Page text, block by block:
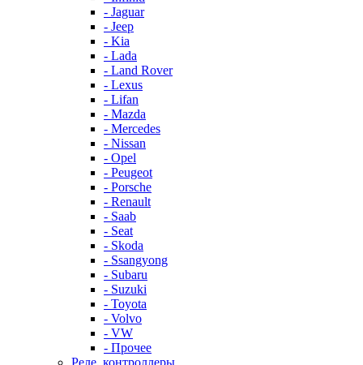
- Jaguar
- Jeep
- Kia
- Lada
- Land Rover
- Lexus
- Lifan
- Mazda
- Mercedes
- Nissan
- Opel
- Peugeot
- Porsche
- Renault
- Saab
- Seat
- Skoda
- Ssangyong
- Subaru
- Suzuki
- Toyota
- Volvo
- VW
- Прочее
Реле, контроллеры